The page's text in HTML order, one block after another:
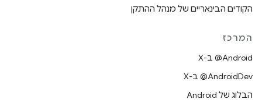
הקודים הבינאריים של מנהל ההתקן
המרכז
‫‎@Android ב-X
‫‎@AndroidDev ב-X
הבלוג של Android